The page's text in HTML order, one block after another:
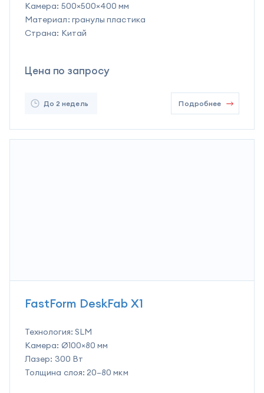
Камера: 500×500×400 мм
Материал: гранулы пластика
Страна: Китай
Цена по запросу
До 2 недель Подробнее
FastForm DeskFab X1
Технология: SLM
Камера: Ø100×80 мм
Лазер: 300 Вт
Толщина слоя: 20–80 мкм